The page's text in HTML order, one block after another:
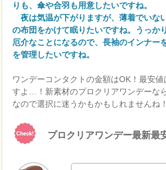
りも、傘や合羽も用意したいですね。
夜は気温が下がりますが、薄着でいな
の布団をかけて眠りたいですね。うっか
厄介なことになるので、長袖のインナー
を管理したいですね。
ワンデーコンタクトの金額はOK！最安
すよ…！新素材のプロクリアワンデーな
なので選択に迷うかもかもしれませんね！
プロクリアワンデー最新最